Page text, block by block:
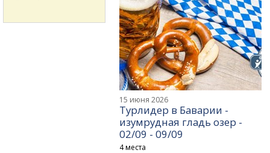
15 июня 2026
Турлидер в Баварии -
изумрудная гладь озер -
02/09 - 09/09
4 места